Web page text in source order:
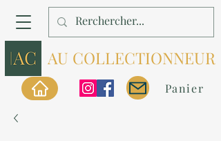
AU COLLECTIONNEUR
Panier